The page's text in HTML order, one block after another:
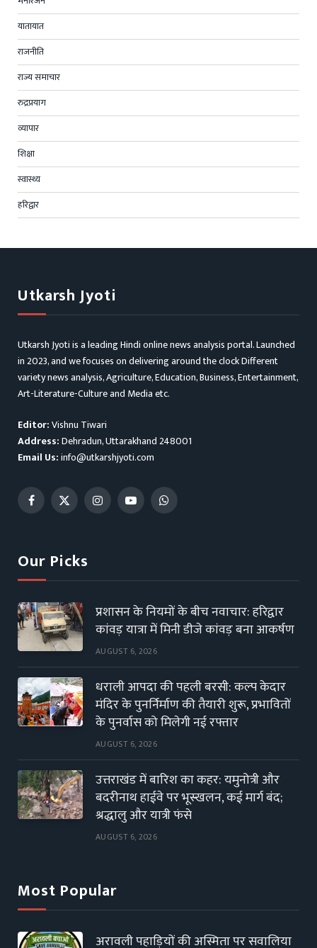
यातायात
राजनीति
राज्य समाचार
रुद्रप्रयाग
व्यापार
शिक्षा
स्वास्थ्य
हरिद्वार
Utkarsh Jyoti
Utkarsh Jyoti is a leading Hindi online news analysis portal. Launched
in 2023, and we focuses on delivering around the clock Different
variety news analysis, Agriculture, Education, Business, Entertainment,
Art-Literature-Culture and Media etc.
Editor:Vishnu Tiwari
Address:Dehradun, Uttarakhand 248001
Email Us:info@utkarshjyoti.com
Facebook
X
InstagramYouTubeWhatsApp
Our Picks
प्रशासन के नियमों के बीच नवाचार: हरिद्वार
कांवड़ यात्रा में मिनी डीजे कांवड़ बना आकर्षण
AUGUST 6, 2026
धराली आपदा की पहली बरसी: कल्प केदार
मंदिर के पुनर्निर्माण की तैयारी शुरू, प्रभावितों
के पुनर्वास को मिलेगी नई रफ्तार
AUGUST 6, 2026
उत्तराखंड में बारिश का कहर: यमुनोत्री और
बदरीनाथ हाईवे पर भूस्खलन, कई मार्ग बंद;
श्रद्धालु और यात्री फंसे
AUGUST 6, 2026
Most Popular
अरावली पहाड़ियों की अस्मिता पर सवालिया